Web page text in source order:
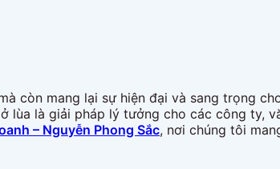
còn mang lại sự hiện đại và sang trọng
là giải pháp lý tưởng cho các công ty,
– Nguyễn Phong Sắc, nơi chúng tôi